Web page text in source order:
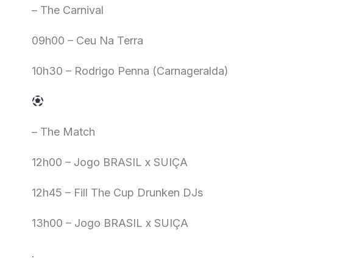
– The Carnival
09h00 – Ceu Na Terra
10h30 – Rodrigo Penna (Carnageralda)
– The Match
12h00 – Jogo BRASIL x SUIÇA
12h45 – Fill The Cup Drunken DJs
13h00 – Jogo BRASIL x SUIÇA
.